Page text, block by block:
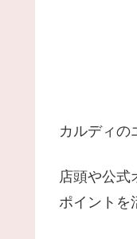
カルディの
店頭や公式
ポイントを